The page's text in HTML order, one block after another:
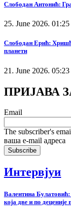
Слободан Антонић:
25. June 2026. 01:25
Слободан Ерић:
планети
21. June 2026. 05:23
ПРИЈАВА
Email
The subscriber's
ваша е-mail адреса
Интервјуи
Валентина
која две и по